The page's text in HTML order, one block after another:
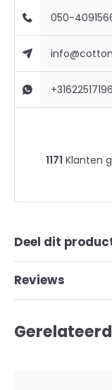
050-
+31622517196
1171 Klanten
Deel dit
Reviews